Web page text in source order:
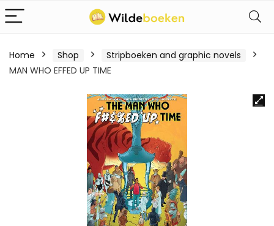
Home Shop
Stripboeken and graphic novels
MAN WHO EFFED UP TIME